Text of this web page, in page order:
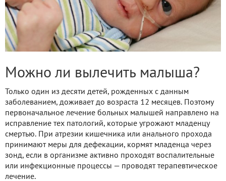
Можно ли вылечить малыша?
Только один из десяти детей, рожденных с данным
заболеванием, доживает до возраста 12 месяцев. Поэтому
первоначальное лечение больных малышей направлено на
исправление тех патологий, которые угрожают младенцу
смертью. При атрезии кишечника или анального прохода
принимают меры для дефекации, кормят младенца через
зонд, если в организме активно проходят воспалительные
или инфекционные процессы — проводят терапевтическое
лечение.